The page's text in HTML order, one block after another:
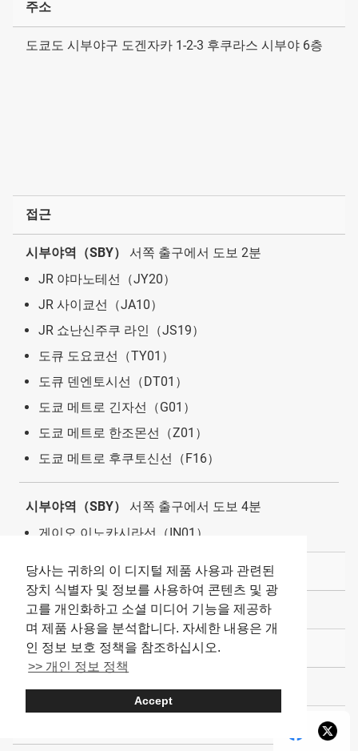
당사는 귀하의 이 디지털 제품 사용과 관련된
장치 식별자 및 정보를 사용하여 콘텐츠 및 광
고를 개인화하고 소셜 미디어 기능을 제공하
며 제품 사용을 분석합니다. 자세한 내용은 개
인 정보 보호 정책을 참조하십시오.
>> 개인 정보 정책
Accept
주소
도쿄도 시부야구 도겐자카 1-2-3 후쿠라스 시부야 6층
접근
시부야역（SBY）
서쪽 출구에서 도보 2분
JR 야마노테선（JY20）
JR 사이쿄선（JA10）
JR 쇼난신주쿠 라인（JS19）
도큐 도요코선（TY01）
도큐 덴엔토시선（DT01）
도쿄 메트로 긴자선（G01）
도쿄 메트로 한조몬선（Z01）
도쿄 메트로 후쿠토신선（F16）
시부야역（SBY）
서쪽 출구에서 도보 4분
게이오 이노카시라선（IN01）
전화번호
03-5422-3040
예약
불가